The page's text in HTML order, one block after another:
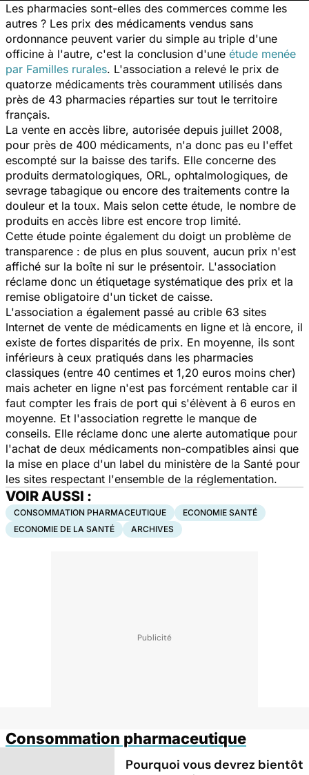
Les pharmacies sont-elles des commerces comme les
autres ? Les prix des médicaments vendus sans
ordonnance peuvent varier du simple au triple d'une
officine à l'autre, c'est la conclusion d'une étude menée
par Familles rurales. L'association a relevé le prix de
quatorze médicaments très couramment utilisés dans
près de 43 pharmacies réparties sur tout le territoire
français.
La vente en accès libre, autorisée depuis juillet 2008,
pour près de 400 médicaments, n'a donc pas eu l'effet
escompté sur la baisse des tarifs. Elle concerne des
produits dermatologiques, ORL, ophtalmologiques, de
sevrage tabagique ou encore des traitements contre la
douleur et la toux. Mais selon cette étude, le nombre de
produits en accès libre est encore trop limité.
Cette étude pointe également du doigt un problème de
transparence : de plus en plus souvent, aucun prix n'est
affiché sur la boîte ni sur le présentoir. L'association
réclame donc un étiquetage systématique des prix et la
remise obligatoire d'un ticket de caisse.
L'association a également passé au crible 63 sites
Internet de vente de médicaments en ligne et là encore, il
existe de fortes disparités de prix. En moyenne, ils sont
inférieurs à ceux pratiqués dans les pharmacies
classiques (entre 40 centimes et 1,20 euros moins cher)
mais acheter en ligne n'est pas forcément rentable car il
faut compter les frais de port qui s'élèvent à 6 euros en
moyenne. Et l'association regrette le manque de
conseils. Elle réclame donc une alerte automatique pour
l'achat de deux médicaments non-compatibles ainsi que
la mise en place d'un label du ministère de la Santé pour
les sites respectant l'ensemble de la réglementation.
VOIR AUSSI :
CONSOMMATION PHARMACEUTIQUE
ECONOMIE SANTÉ
ECONOMIE DE LA SANTÉ
ARCHIVES
Consommation pharmaceutique
Pourquoi vous devrez bientôt